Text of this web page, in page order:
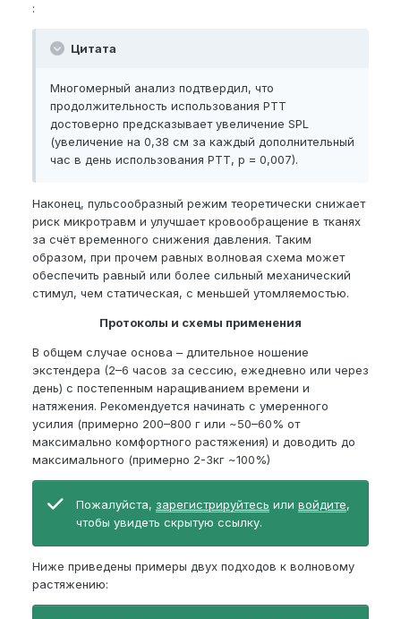
:
Цитата
Многомерный анализ подтвердил, что
продолжительность использования PTT
достоверно предсказывает увеличение SPL
(увеличение на 0,38 см за каждый дополнительный
час в день использования PTT, p = 0,007).
Наконец, пульсообразный режим теоретически снижает
риск микротравм и улучшает кровообращение в тканях
за счёт временного снижения давления. Таким
образом, при прочем равных волновая схема может
обеспечить равный или более сильный механический
стимул, чем статическая, с меньшей утомляемостью.
Протоколы и схемы применения
В общем случае основа – длительное ношение
экстендера (2–6 часов за сессию, ежедневно или через
день) с постепенным наращиванием времени и
натяжения. Рекомендуется начинать с умеренного
усилия (примерно 200–800 г или ~50–60% от
максимально комфортного растяжения) и доводить до
максимального (примерно 2-3кг ~100%)
Пожалуйста, зарегистрируйтесь или войдите,
чтобы увидеть скрытую ссылку.
Ниже приведены примеры двух подходов к волновому
растяжению: